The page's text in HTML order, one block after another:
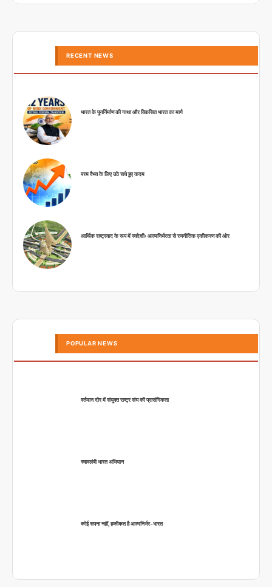
RECENT NEWS
भारत के पुनर्निर्माण की गाथा और विकसित भारत का मार्ग
परम वैभव के लिए उठे सधे हुए कदम
आर्थिक राष्ट्रवाद के रूप में स्वदेशीः आत्मनिर्भरता से रणनीतिक एकीकरण की ओर
POPULAR NEWS
वर्तमान दौर में संयुक्त राष्ट्र संघ की प्रासंगिकता
स्वावलंबी भारत अभियान
कोई सपना नहीं, हकीकत है आत्मनिर्भर-भारत